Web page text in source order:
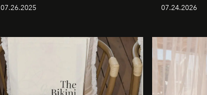
07.26.2025 07.24.2026